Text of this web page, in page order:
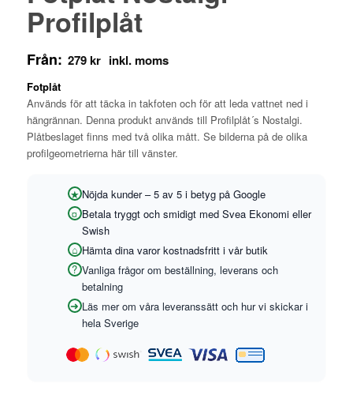
Profilplåt
Från: 279kr
Fotplåt
Används för att täcka in takfoten och för att leda vattnet ned i
hängrännan. Denna produkt används till Profilplåt´s Nostalgi.
Plåtbeslaget finns med två olika mått. Se bilderna på de olika
profilgeometrierna här till vänster.
Nöjda kunder – 5 av 5 i betyg på Google
Betala tryggt och smidigt med Svea Ekonomi eller
Swish
Hämta dina varor kostnadsfritt i vår butik
Vanliga frågor om beställning, leverans och
betalning
Läs mer om våra leveranssätt och hur vi skickar i
hela Sverige